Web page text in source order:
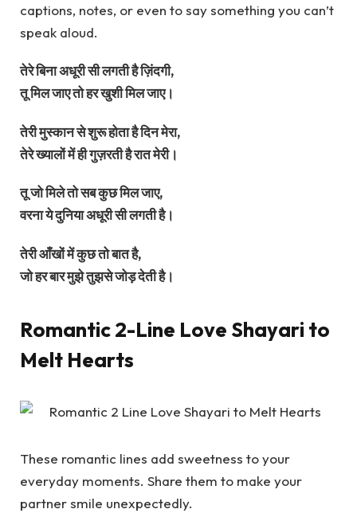
captions, notes, or even to say something you can’t
speak aloud.
तेरे बिना अधूरी सी लगती है ज़िंदगी,
तू मिल जाए तो हर खुशी मिल जाए।
तेरी मुस्कान से शुरू होता है दिन मेरा,
तेरे ख्यालों में ही गुज़रती है रात मेरी।
तू जो मिले तो सब कुछ मिल जाए,
वरना ये दुनिया अधूरी सी लगती है।
तेरी आँखों में कुछ तो बात है,
जो हर बार मुझे तुझसे जोड़ देती है।
Romantic 2-Line Love Shayari to
Melt Hearts
These romantic lines add sweetness to your
everyday moments. Share them to make your
partner smile unexpectedly.